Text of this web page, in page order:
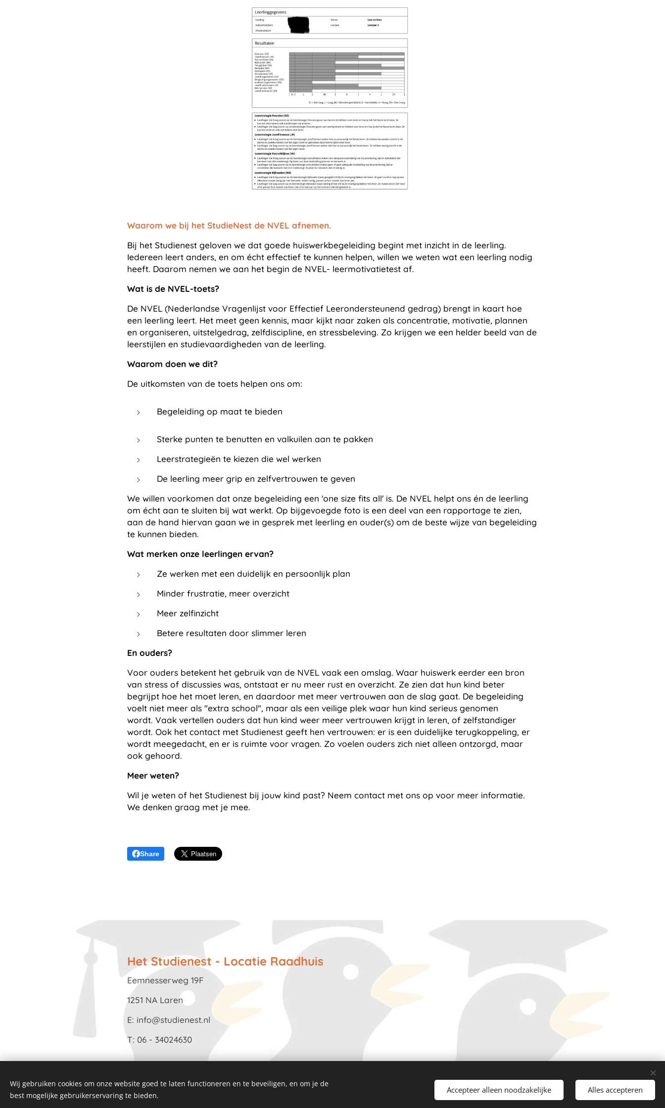
Waarom we bij het StudieNest de NVEL afnemen.
Bij het Studienest geloven we dat goede huiswerkbegeleiding begint met inzicht in de leerling.
Iedereen leert anders, en om écht effectief te kunnen helpen, willen we weten wat een leerling nodig
heeft. Daarom nemen we aan het begin de NVEL- leermotivatietest af.
Wat is de NVEL-toets?
De NVEL (Nederlandse Vragenlijst voor Effectief Leerondersteunend gedrag) brengt in kaart hoe
een leerling leert. Het meet geen kennis, maar kijkt naar zaken als concentratie, motivatie, plannen
en organiseren, uitstelgedrag, zelfdiscipline, en stressbeleving. Zo krijgen we een helder beeld van de
leerstijlen en studievaardigheden van de leerling.
Waarom doen we dit?
De uitkomsten van de toets helpen ons om:
Begeleiding op maat te bieden
Sterke punten te benutten en valkuilen aan te pakken
Leerstrategieën te kiezen die wel werken
De leerling meer grip en zelfvertrouwen te geven
We willen voorkomen dat onze begeleiding een 'one size fits all' is. De NVEL helpt ons én de leerling
om écht aan te sluiten bij wat werkt. Op bijgevoegde foto is een deel van een rapportage te zien,
aan de hand hiervan gaan we in gesprek met leerling en ouder(s) om de beste wijze van begeleiding
te kunnen bieden.
Wat merken onze leerlingen ervan?
Ze werken met een duidelijk en persoonlijk plan
Minder frustratie, meer overzicht
Meer zelfinzicht
Betere resultaten door slimmer leren
En ouders?
Voor ouders betekent het gebruik van de NVEL vaak een omslag. Waar huiswerk eerder een bron
van stress of discussies was, ontstaat er nu meer rust en overzicht. Ze zien dat hun kind beter
begrijpt hoe het moet leren, en daardoor met meer vertrouwen aan de slag gaat. De begeleiding
voelt niet meer als "extra school", maar als een veilige plek waar hun kind serieus genomen
wordt. Vaak vertellen ouders dat hun kind weer meer vertrouwen krijgt in leren, of zelfstandiger
wordt. Ook het contact met Studienest geeft hen vertrouwen: er is een duidelijke terugkoppeling, er
wordt meegedacht, en er is ruimte voor vragen. Zo voelen ouders zich niet alleen ontzorgd, maar
ook gehoord.
Meer weten?
Wil je weten of het Studienest bij jouw kind past? Neem contact met ons op voor meer informatie.
We denken graag met je mee.
Share
Het Studienest - Locatie Raadhuis
Eemnesserweg 19F
1251 NA Laren
E: info@studienest.nl
T: 06 - 34024630
Wij gebruiken cookies om onze website goed te laten functioneren en te beveiligen, en om je de
best mogelijke gebruikerservaring te bieden.
Accepteer alleen noodzakelijke Alles accepteren